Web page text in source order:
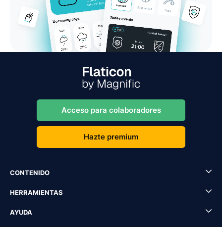
Acceso para colaboradores
Hazte premium
CONTENIDO
HERRAMIENTAS
AYUDA